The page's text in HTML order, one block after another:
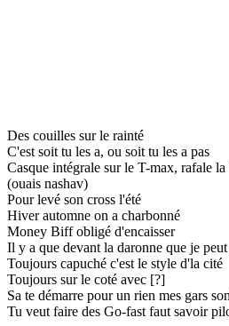
Des couilles sur le rainté
C'est soit tu les a, ou soit tu les a pas
Casque intégrale sur le T-max, rafale la
(ouais nashav)
Pour levé son cross l'été
Hiver automne on a charbonné
Money Biff obligé d'encaisser
Il y a que devant la daronne que je peut
Toujours capuché c'est le style d'la cité
Toujours sur le coté avec [?]
Sa te démarre pour un rien mes gars
Tu veut faire des Go-fast faut savoir